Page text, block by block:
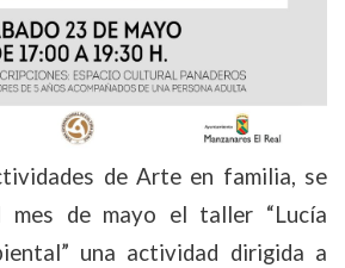
de Arte en familia, se
mes de mayo el taller “Lucía
una actividad dirigida a